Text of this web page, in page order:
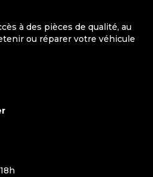
à des pièces de qualité, au
ou réparer votre véhicule